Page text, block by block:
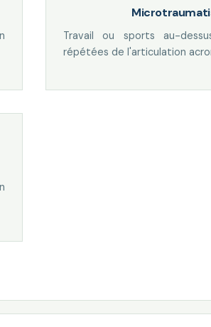
Travail ou sports au-
répétées de l'articulation